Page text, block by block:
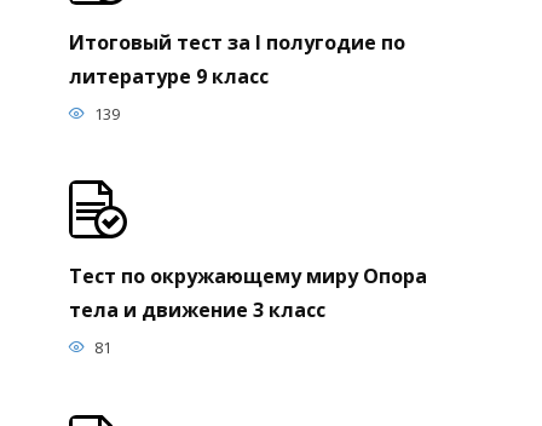
Итоговый тест за I полугодие по
литературе 9 класс
139
Тест по окружающему миру Опора
тела и движение 3 класс
81